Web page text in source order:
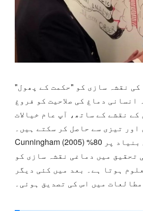
کی نقشہ سازی کو "حکمت کے پھول"
انسانی دماغ کی صلاحیت کو فروغ
کے نقشے کے ساتھ، آپ عام خیالات
اور تیزی سے حاصل کر سکتے ہیں۔
Cunningham (2005) کے مطالعے کی بنیاد پر 80%
تحقیق میں دماغی نقشہ سازی کو
ہوتا ہے۔ بعد میں کئی دیگر
مطالعات میں اس کی تصدیق ہوئی۔